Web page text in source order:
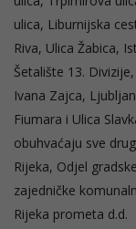
ulica, Liburnijska
Riva, Ulica Žabica,
Šetalište 13.
Ivana Zajca,
Fiumara i Ulica
obuhvaćaju sve
Rijeka, Odjel
zajedničke
Rijeka prometa d.d.